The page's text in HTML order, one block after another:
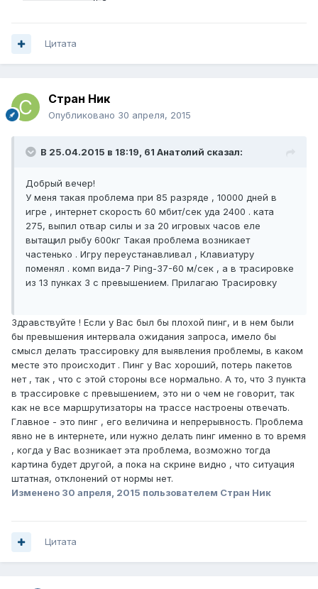
Цитата
Стран Ник
Опубликовано 30 апреля, 2015
В 25.04.2015 в 18:19, 61 Анатолий сказал:
Добрый вечер!
У меня такая проблема при 85 разряде , 10000 дней в
игре , интернет скорость 60 мбит/сек уда 2400 . ката
275, выпил отвар силы и за 20 игровых часов еле
вытащил рыбу 600кг Такая проблема возникает
частенько . Игру переустанавливал , Клавиатуру
поменял . комп вида-7 Ping-37-60 м/сек , а в трасировке
из 13 пунках 3 с превышением. Прилагаю Трасировку
Здравствуйте ! Если у Вас был бы плохой пинг, и в нем были
бы превышения интервала ожидания запроса, имело бы
смысл делать трассировку для выявления проблемы, в каком
месте это происходит . Пинг у Вас хороший, потерь пакетов
нет , так , что с этой стороны все нормально. А то, что 3 пункта
в трассировке с превышением, это ни о чем не говорит, так
как не все маршрутизаторы на трассе настроены отвечать.
Главное - это пинг , его величина и непрерывность. Проблема
явно не в интернете, или нужно делать пинг именно в то время
, когда у Вас возникает эта проблема, возможно тогда
картина будет другой, а пока на скрине видно , что ситуация
штатная, отклонений от нормы нет.
Изменено 30 апреля, 2015 пользователем Стран Ник
Цитата